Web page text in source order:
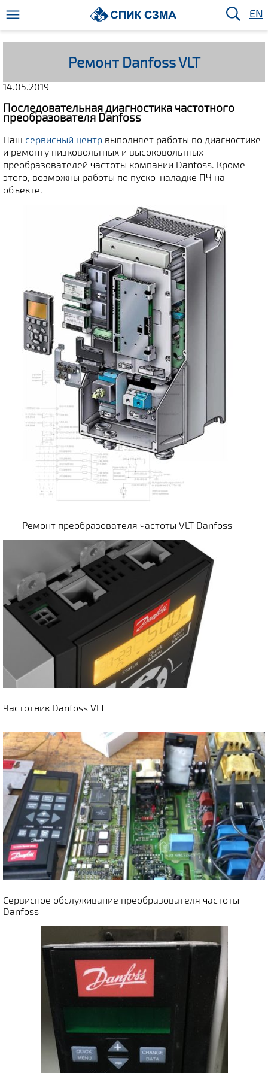
EN
Ремонт Danfoss VLT
14.05.2019
Последовательная диагностика частотного
преобразователя Danfoss
Наш сервисный центр выполняет работы по диагностике
и ремонту низковольтных и высоковольтных
преобразователей частоты компании Danfoss. Кроме
этого, возможны работы по пуско-наладке ПЧ на
объекте.
Ремонт преобразователя частоты VLT Danfoss
Частотник Danfoss VLT
Сервисное обслуживание преобразователя частоты
Danfoss